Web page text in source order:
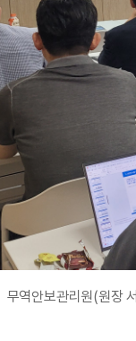
무역안보관리원(원장